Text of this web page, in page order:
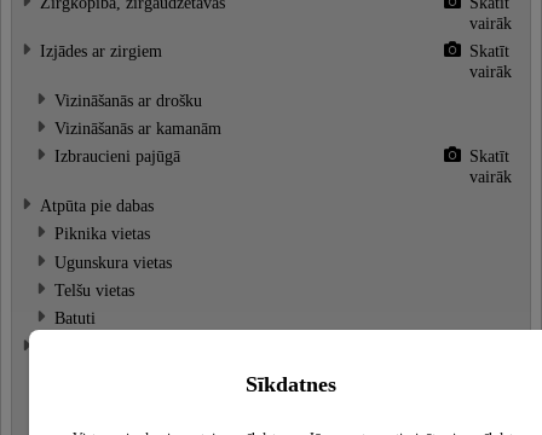
vairāk
Izjādes ar zirgiem
Skatīt
vairāk
Vizināšanās ar drošku
Vizināšanās ar kamanām
Izbraucieni pajūgā
Skatīt
vairāk
Atpūta pie dabas
Piknika vietas
Ugunskura vietas
Telšu vietas
Batuti
Sīkdatnes